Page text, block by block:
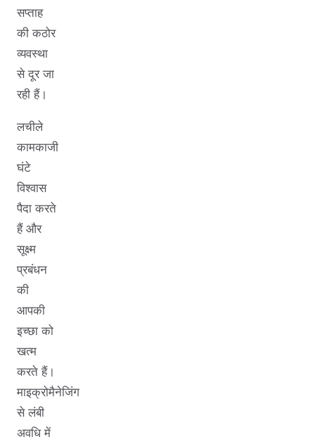
सप्ताह
की कठोर
व्यवस्था
से दूर जा
रही हैं।
लचीले
कामकाजी
घंटे
विश्वास
पैदा करते
हैं और
सूक्ष्म
प्रबंधन
की
आपकी
इच्छा को
खत्म
करते हैं।
माइक्रोमैनेजिंग
से लंबी
अवधि में